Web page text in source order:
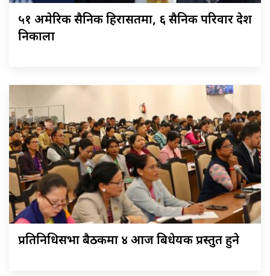
५१ अमेरिकी सैनिक हिरासतमा, ६ सैनिक परिवार देश
निकाला
प्रतिनिधिसभा बैठकमा ४ आज बिधेयक प्रस्तुत हुने